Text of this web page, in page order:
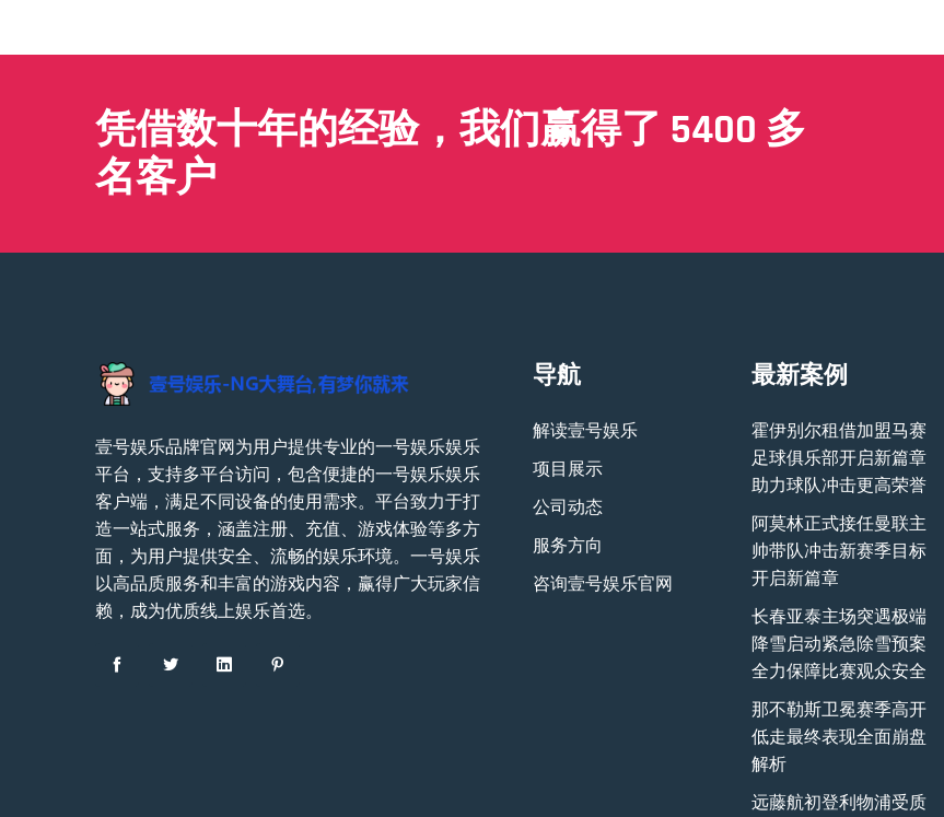
凭借数十年的经验，我们赢得了 5400 多
名客户
壹号娱乐品牌官网为用户提供专业的一号娱乐娱乐
平台，支持多平台访问，包含便捷的一号娱乐娱乐
客户端，满足不同设备的使用需求。平台致力于打
造一站式服务，涵盖注册、充值、游戏体验等多方
面，为用户提供安全、流畅的娱乐环境。一号娱乐
以高品质服务和丰富的游戏内容，赢得广大玩家信
赖，成为优质线上娱乐首选。
导航
解读壹号娱乐
项目展示
公司动态
服务方向
咨询壹号娱乐官网
最新案例
霍伊别尔租借加盟马赛
足球俱乐部开启新篇章
助力球队冲击更高荣誉
阿莫林正式接任曼联主
帅带队冲击新赛季目标
开启新篇章
长春亚泰主场突遇极端
降雪启动紧急除雪预案
全力保障比赛观众安全
那不勒斯卫冕赛季高开
低走最终表现全面崩盘
解析
远藤航初登利物浦受质